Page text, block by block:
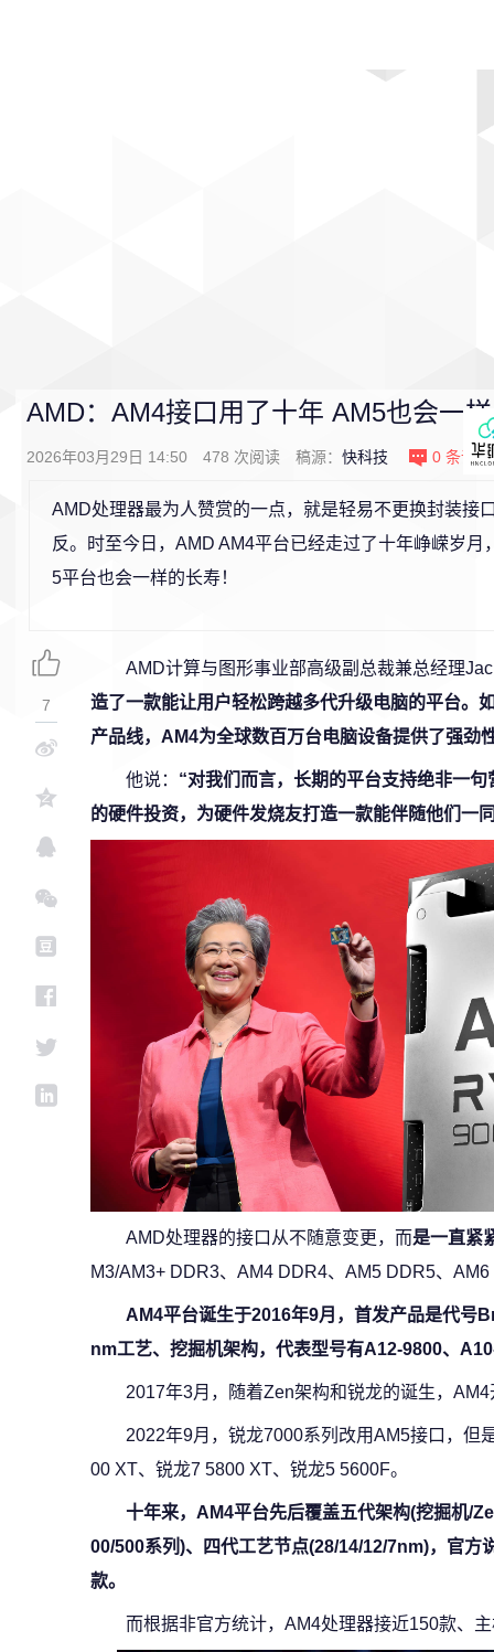
AMD：AM4接口用了十年 AM5也会一样
2026年03月29日 14:50 478 次阅读 稿源： 快科技 0 条评论
AMD处理器最为人赞赏的一点，就是轻易不更换封装接
反。时至今日，AMD AM4平台已经走过了十年峥嵘岁月
5平台也会一样的长寿！
AMD计算与图形事业部高级副总裁兼总经理
造了一款能让用户轻松跨越多代升级电脑的平台。
产品线，AM4为全球数百万台电脑设备提供了强劲
他说： “对我们而言，长期的平台支持绝非一
的硬件投资，为硬件发烧友打造一款能伴随他们一
AMD处理器的接口从不随意变更，而是一直紧
M3/AM3+ DDR3、AM4 DDR4、AM5 DDR5、
AM4平台诞生于2016年9月，首发产品是代号
nm工艺、挖掘机架构，代表型号有A12-9800、
2017年3月，随着Zen架构和锐龙的诞生，
2022年9月，锐龙7000系列改用AM5接口，但
00 XT、锐龙7 5800 XT、锐龙5 5600F。
十年来，AM4平台先后覆盖五代架构(挖掘机/
00/500系列)、四代工艺节点(28/14/12/7nm)，官方
款。
而根据非官方统计，AM4处理器接近150款、
7